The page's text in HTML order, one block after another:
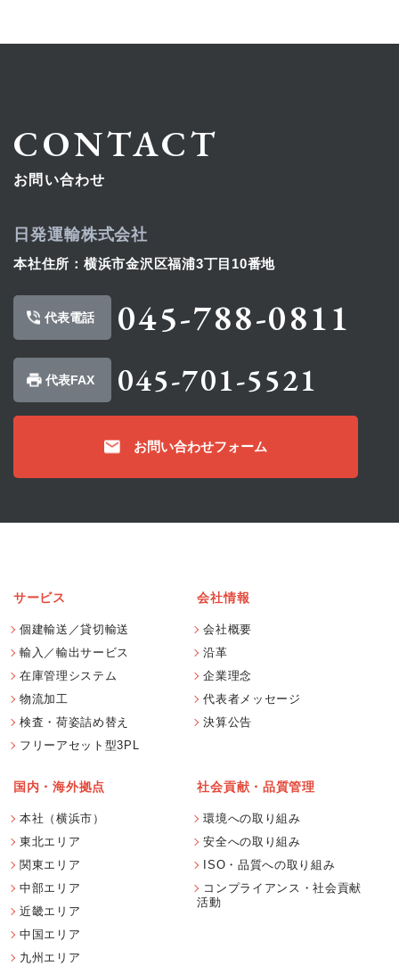
CONTACT
お問い合わせ
日発運輸株式会社
本社住所：横浜市金沢区福浦3丁目10番地
代表電話 045-788-0811
代表FAX 045-701-5521
お問い合わせフォーム
サービス
個建輸送／貸切輸送
輸入／輸出サービス
在庫管理システム
物流加工
検査・荷姿詰め替え
フリーアセット型3PL
会社情報
会社概要
沿革
企業理念
代表者メッセージ
決算公告
国内・海外拠点
本社（横浜市）
東北エリア
関東エリア
中部エリア
近畿エリア
中国エリア
九州エリア
社会貢献・品質管理
環境への取り組み
安全への取り組み
ISO・品質への取り組み
コンプライアンス・社会貢献
活動